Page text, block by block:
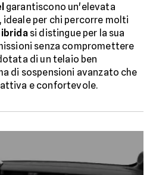
garantiscono un'elevata
, ideale per chi percorre molti
si distingue per la sua
senza compromettere
di un telaio ben
di sospensioni avanzato che
e confortevole.